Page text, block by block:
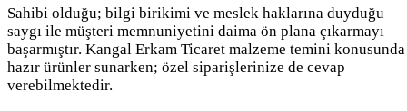
Sahibi olduğu; bilgi birikimi ve meslek haklarına duyduğu
saygı ile müşteri memnuniyetini daima ön plana çıkarmayı
başarmıştır. Kangal Erkam Ticaret malzeme temini konusunda
hazır ürünler sunarken; özel siparişlerinize de cevap
verebilmektedir.